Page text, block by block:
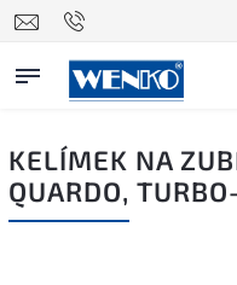
KELÍMEK NA
QUARDO,